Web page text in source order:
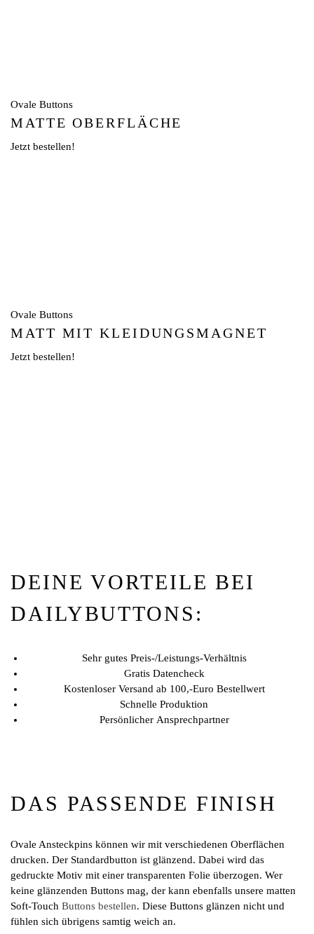
Ovale Buttons
MATTE OBERFLÄCHE
Jetzt bestellen!
Ovale Buttons
MATT MIT KLEIDUNGSMAGNET
Jetzt bestellen!
DEINE VORTEILE BEI
DAILYBUTTONS:
Sehr gutes Preis-/Leistungs-Verhältnis
Gratis Datencheck
Kostenloser Versand ab 100,-Euro Bestellwert
Schnelle Produktion
Persönlicher Ansprechpartner
DAS PASSENDE FINISH
Ovale Ansteckpins können wir mit verschiedenen Oberflächen
drucken. Der Standardbutton ist glänzend. Dabei wird das
gedruckte Motiv mit einer transparenten Folie überzogen. Wer
keine glänzenden Buttons mag, der kann ebenfalls unsere matten
Soft-Touch Buttons bestellen. Diese Buttons glänzen nicht und
fühlen sich übrigens samtig weich an.